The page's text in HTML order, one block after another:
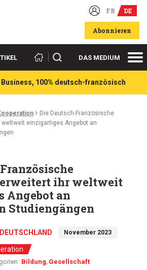
FR DE
Abonnieren
Suchen DAS MEDIUM
Business, 100% deutsch-französisch
› Die Deutsch-Französische
einzigartiges Angebot an
ihr weltweit
Angebot an
Studiengängen
November 2023
: Bildung Gesellschaft